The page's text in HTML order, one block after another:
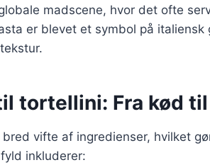
madscene, hvor det ofte
er blevet et symbol på
tortellini: Fra kød
vifte af ingredienser, hvilket
inkluderer: